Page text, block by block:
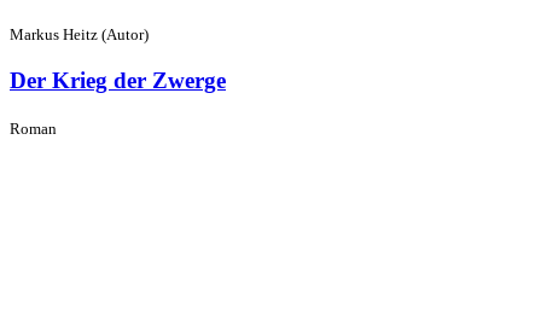
Markus Heitz (Autor)
Der Krieg der Zwerge
Roman